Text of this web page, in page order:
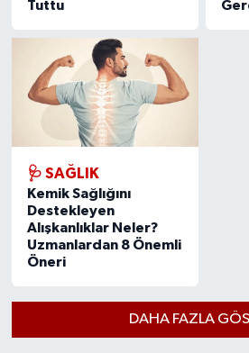
Tuttu
🩺 SAĞLIK
Kemik Sağlığını
Destekleyen
Alışkanlıklar Neler?
Uzmanlardan 8 Önemli
Öneri
DAHA FAZLA